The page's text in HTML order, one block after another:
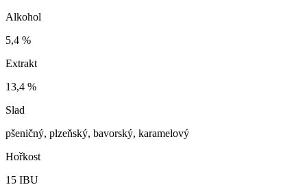
Alkohol
5,4 %
Extrakt
13,4 %
Slad
pšeničný, plzeňský, bavorský, karamelový
Hořkost
15 IBU